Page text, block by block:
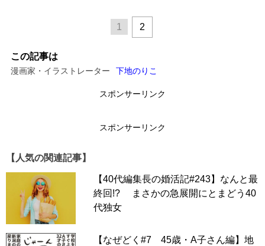
1 2
この記事は
漫画家・イラストレーター 下地のりこ
スポンサーリンク
スポンサーリンク
【人気の関連記事】
【40代編集長の婚活記#243】なんと最
終回!? まさかの急展開にとまどう40
代独女
【なぜどく#7 45歳・A子さん編】地